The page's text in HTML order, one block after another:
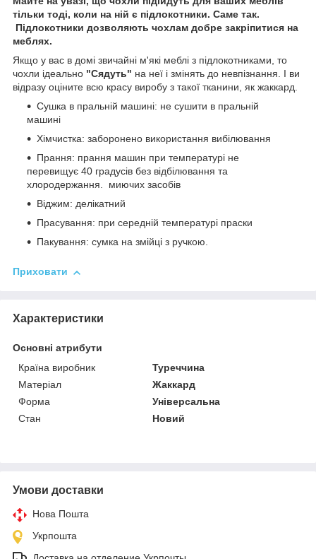
тільки тоді, коли на ній є підлокотники. Саме так.
Підлокотники дозволяють чохлам добре закріпитися на
меблях.
Якщо у вас в домі звичайні м'які меблі з підлокотниками, то
чохли ідеально "Сядуть" на неї і змінять до невпізнання. І ви
відразу оціните всю красу виробу з такої тканини, як жаккард.
Сушка в пральній машині: не сушити в пральній
машині
Хімчистка: заборонено використання вибілювання
Прання: прання машин при температурі не
перевищує 40 градусів без відбілювання та
хлородержання. миючих засобів
Віджим: делікатний
Прасування: при середній температурі праски
Пакування: сумка на змійці з ручкою.
Приховати
Характеристики
Основні атрибути
Країна виробник
Туреччина
Матеріал
Жаккард
Форма
Універсальна
Стан
Новий
Умови доставки
Нова Пошта
Укрпошта